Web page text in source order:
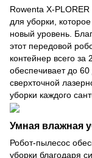
Rowenta X-
для уборки,
новый уровень.
этот передовой
контейнер всего за
обеспечивает до
сверхточной
уборки каждого
Умная влажная
Робот-пылесос
уборки благодаря